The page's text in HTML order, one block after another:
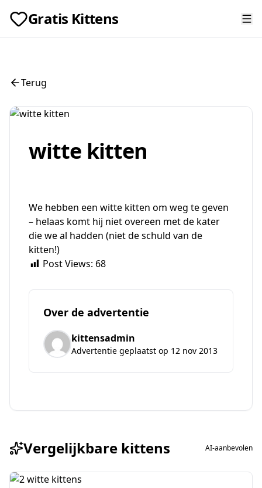
Gratis Kittens
Terug
witte kitten
We hebben een witte kitten om weg te geven
– helaas komt hij niet overeen met de kater
die we al hadden (niet de schuld van de
kitten!)
Post Views: 68
Over de advertentie
kittensadmin
Advertentie geplaatst op 12 nov 2013
Vergelijkbare kittens AI-aanbevolen